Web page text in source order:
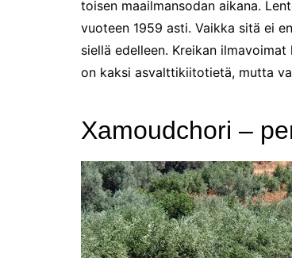
toisen maailmansodan aikana.
vuoteen 1959 asti. Vaikka sitä ei
siellä edelleen. Kreikan
on kaksi asvalttikiitotietä, mutta
Xamoudchori –